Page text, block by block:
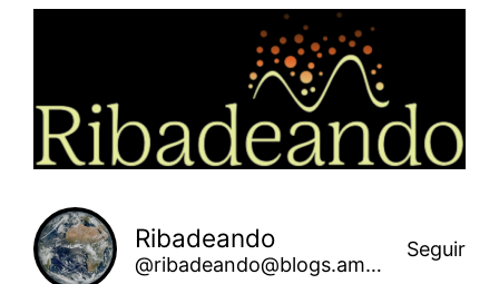
Ribadeando
@ribadeando@blogs.amarinha.gal
Seguir